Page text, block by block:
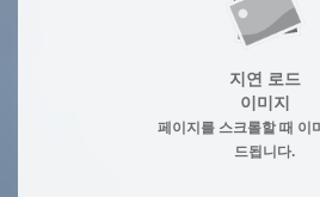
지연 로드
이미지
페이지를 스크롤할 때 이
드됩니다.